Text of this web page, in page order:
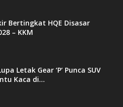
Bertingkat HQE Disasar
– KKM
Letak Gear ‘P’ Punca SUV
Kaca di...